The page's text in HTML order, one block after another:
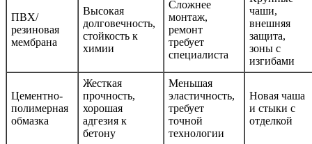
ПВХ/
резиновая
мембрана
Высокая
долговечность,
стойкость к
химии
Сложнее
монтаж,
ремонт
требует
специалиста
чаши,
внешняя
защита,
зоны с
изгибами
Цементно-
полимерная
обмазка
Жесткая
прочность,
хорошая
адгезия к
бетону
Меньшая
эластичность,
требует
точной
технологии
Новая чашa
и стыки с
отделкой